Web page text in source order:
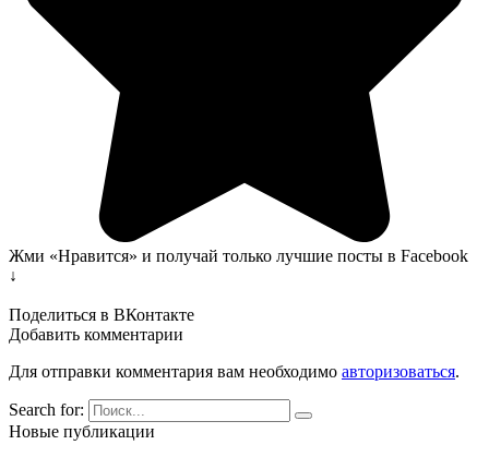
Жми «Нравится» и получай только лучшие посты в Facebook
↓
Поделиться в ВКонтакте
Добавить комментарии
Для отправки комментария вам необходимо авторизоваться.
Search for:
Новые публикации